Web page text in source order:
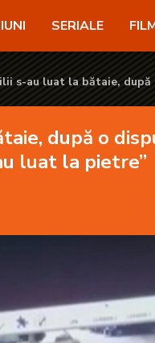
copiilor! Polițiștii au
SERIALE
s-au luat la bătaie,
după o
luat la pietre”